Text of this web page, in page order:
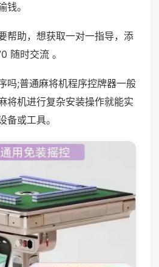
钱。
帮助，想获取一对一指导，添
随时交流 。
吗;普通麻将机程序控牌器一般
将机进行复杂安装操作就能实
备或工具。